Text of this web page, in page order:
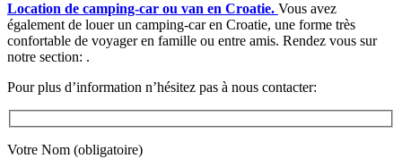
Location de camping-car ou van en Croatie. Vous avez
également de louer un camping-car en Croatie, une forme très
confortable de voyager en famille ou entre amis. Rendez vous sur
notre section: .
Pour plus d’information n’hésitez pas à nous contacter:
Votre Nom (obligatoire)